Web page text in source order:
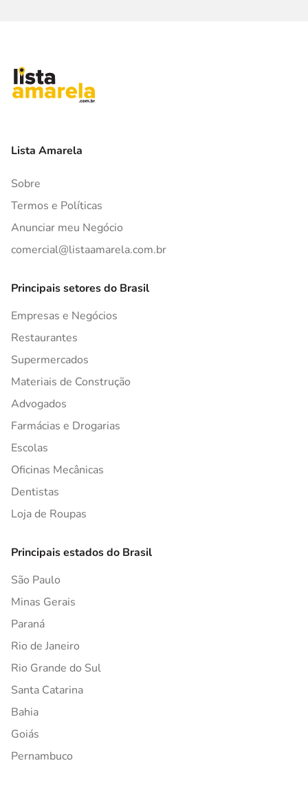
Lista Amarela
Sobre
Termos e Políticas
Anunciar meu Negócio
comercial@listaamarela.com.br
Principais setores do Brasil
Empresas e Negócios
Restaurantes
Supermercados
Materiais de Construção
Advogados
Farmácias e Drogarias
Escolas
Oficinas Mecânicas
Dentistas
Loja de Roupas
Principais estados do Brasil
São Paulo
Minas Gerais
Paraná
Rio de Janeiro
Rio Grande do Sul
Santa Catarina
Bahia
Goiás
Pernambuco